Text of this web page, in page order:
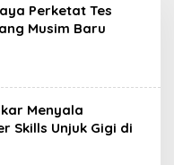
Perketat Tes
Musim Baru
Menyala
Skills Unjuk Gigi di